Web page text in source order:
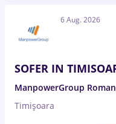
6 Aug. 2026
SOFER IN
ManpowerGroup
Timișoara